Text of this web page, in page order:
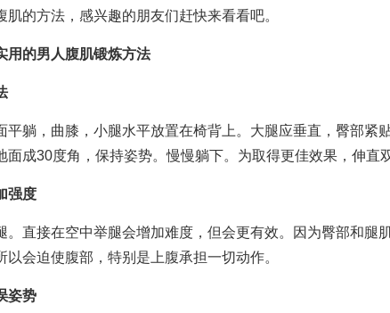
肌的方法，感兴趣的朋友们赶快来看看吧。
用的男人腹肌锻炼方法
，曲膝，小腿水平放置在椅背上。大腿应垂直，臀部紧
面成30度角，保持姿势。慢慢躺下。为取得更佳效果，伸直
强度
接在空中举腿会增加难度，但会更有效。因为臀部和腿
以会迫使腹部，特别是上腹承担一切动作。
姿势